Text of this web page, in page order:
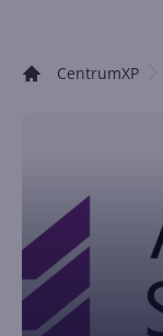
CentrumXP